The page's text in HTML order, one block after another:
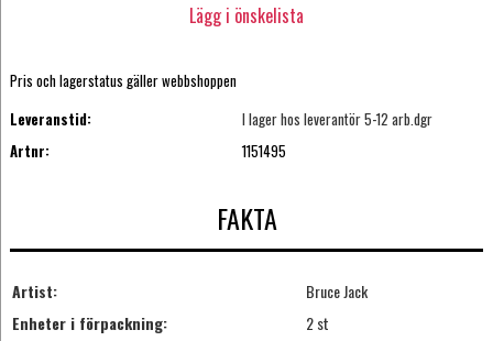
Lägg i önskelista
Pris och lagerstatus gäller webbshoppen
Leveranstid:
I lager hos leverantör 5-12 arb.dgr
Artnr:
1151495
FAKTA
Artist:
Bruce Jack
Enheter i förpackning:
2 st